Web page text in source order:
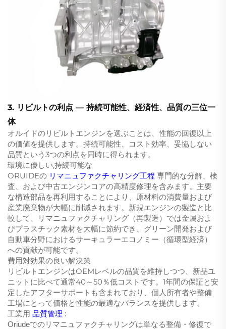
3. リビルトの利点 — 持続可能性、経済性、品質の三位一
体
オルイドのリビルトエンジンを選ぶことは、性能の回復以上
の価値を提供します。持続可能性、コスト効率、妥協しない
品質という3つの利点を同時に得られます。
環境に優しい,持続可能な
ORUIDEの リマニュファクチャリング工程 専門的な分解、検
査、および中古エンジンコアの高精度修理を含みます。主要
な構造部品を再利用することにより、原材料の消費量および
産業廃棄物が大幅に削減されます。新規エンジンの製造と比
較して、リマニュファクチャリング（再製造）では金属およ
びプラスチック素材を大幅に節約でき、グリーン開発および
自動車分野におけるサーキュラーエコノミー（循環型経済）
への貢献が可能です。
費用対効果の良い解決策
リビルトエンジンはOEMレベルの品質を維持しつつ、新品ユ
ニットに比べて通常40～50％低コストです。1年間の保証と安
定したアフターサポートも含まれており、個人所有者や整備
工場にとって価格と性能の最適なバランスを提供します。
工業用 品質管理 :
Oriudeでのリマニュファクチャリングは単なる整備・修復で